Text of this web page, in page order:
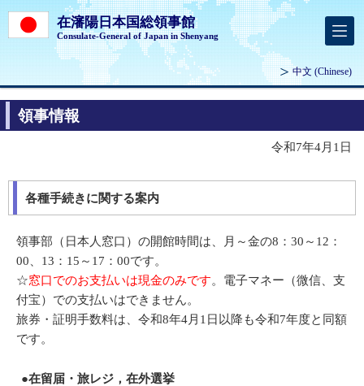
在瀋陽日本国総領事館
Consulate-General of Japan in Shenyang
中文 (Chinese)
領事情報
令和7年4月1日
各種手続きに関する案内
領事部（日本人窓口）の開館時間は、月～金の8：30～12：
00、13：15～17：00です。
☆窓口でのお支払いは現金のみです。電子マネー（微信、支
付宝）での支払いはできません。
旅券・証明手数料は、令和8年4月1日以降も令和7年度と同額
です。
●在留届・旅レジ，在外選挙